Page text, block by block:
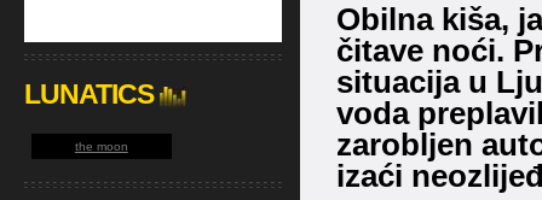
Obilna kiša,
čitave noći.
situacija u
voda
zarobljen
izaći
LUNATICS
the moon